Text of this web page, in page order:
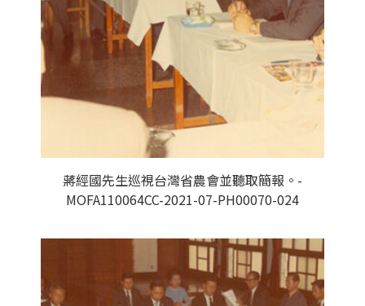
蔣經國先生巡視台灣省農會並聽取簡報。-
MOFA110064CC-2021-07-PH00070-024